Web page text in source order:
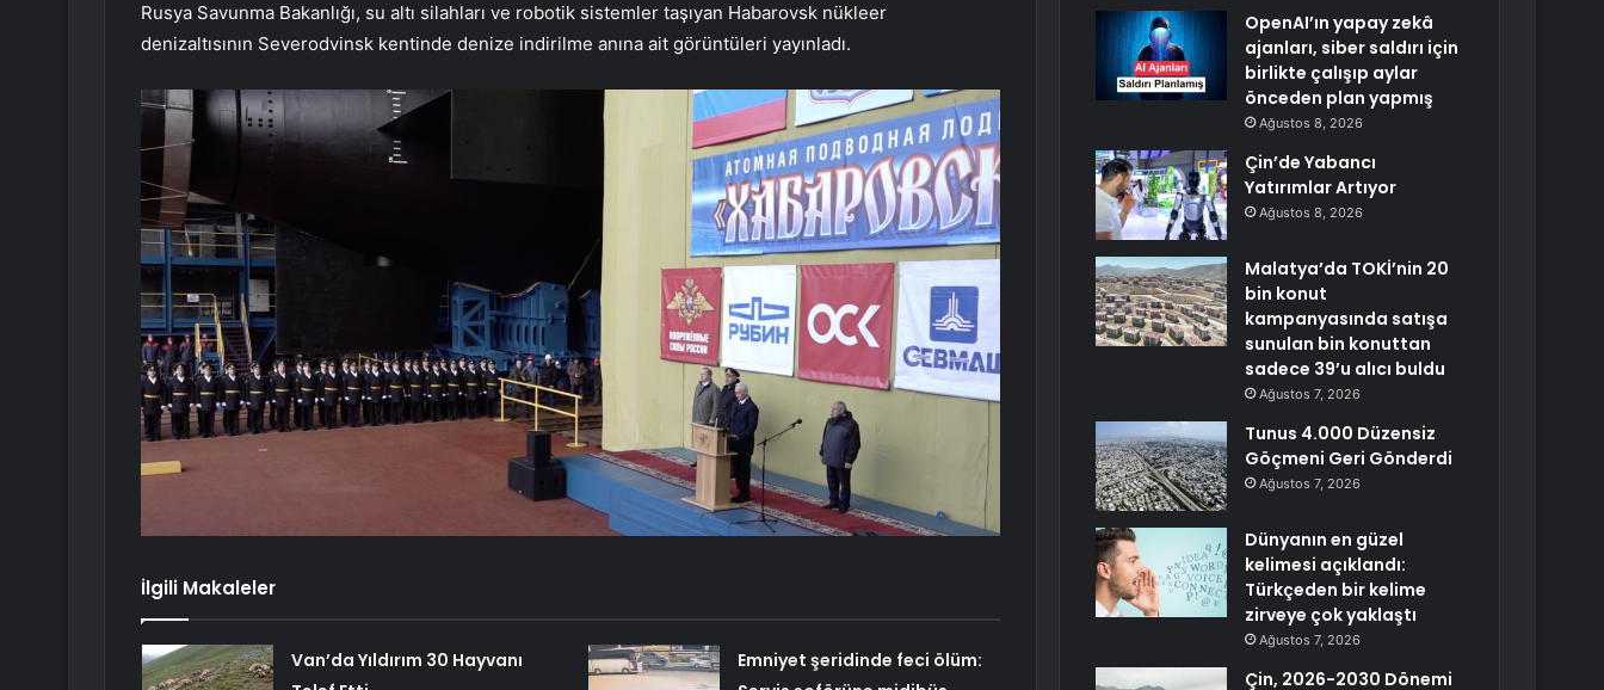
Rusya Savunma Bakanlığı, su altı silahları ve robotik sistemler taşıyan Habarovsk nükleer
denizaltısının Severodvinsk kentinde denize indirilme anına ait görüntüleri yayınladı.
İlgili Makaleler
Van’da Yıldırım 30 Hayvanı
Emniyet şeridinde feci ölüm:
OpenAI’ın yapay zekâ
ajanları, siber saldırı için
birlikte çalışıp aylar
önceden plan yapmış
Ağustos 8, 2026
Çin’de Yabancı
Yatırımlar Artıyor
Ağustos 8, 2026
Malatya’da TOKİ’nin 20
bin konut
kampanyasında satışa
sunulan bin konuttan
sadece 39’u alıcı buldu
Ağustos 7, 2026
Tunus 4.000 Düzensiz
Göçmeni Geri Gönderdi
Ağustos 7, 2026
Dünyanın en güzel
kelimesi açıklandı:
Türkçeden bir kelime
zirveye çok yaklaştı
Ağustos 7, 2026
Çin, 2026-2030 Dönemi